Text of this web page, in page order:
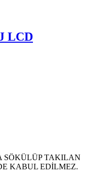
LCD
SÖKÜLÜP TAKILAN
KABUL EDİLMEZ.